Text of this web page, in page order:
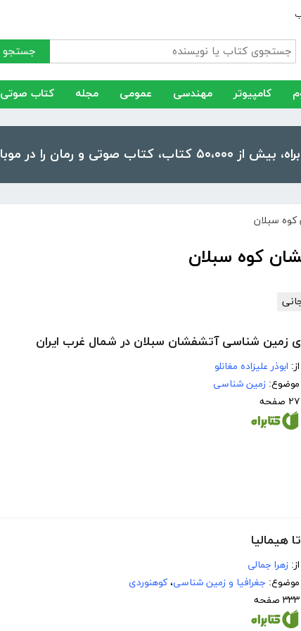
جستجو
کامپیوتر مهندسی عمومی مجله کتاب صوتی
را در موبایل و تبلت خود داشته باشید!
سبلان
کوه سبلان
زمین شناسی آتشفشان سبلان در شمال غرب ایران
از: ابوذر علیزاده مغانلو
موضوع: زمین شناسی
۲۷ صفحه
هیمالیا
از: زهرا جمالی
موضوع: جغرافیا و زمین شناسی، کوهنوردی
۳۳۳ صفحه